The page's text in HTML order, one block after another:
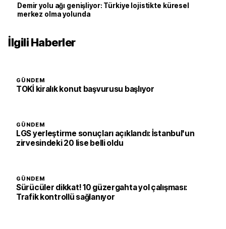
Demir yolu ağı genişliyor: Türkiye lojistikte küresel
merkez olma yolunda
İlgili Haberler
GÜNDEM
TOKİ kiralık konut başvurusu başlıyor
GÜNDEM
LGS yerleştirme sonuçları açıklandı: İstanbul'un
zirvesindeki 20 lise belli oldu
GÜNDEM
Sürücüler dikkat! 10 güzergahta yol çalışması:
Trafik kontrollü sağlanıyor